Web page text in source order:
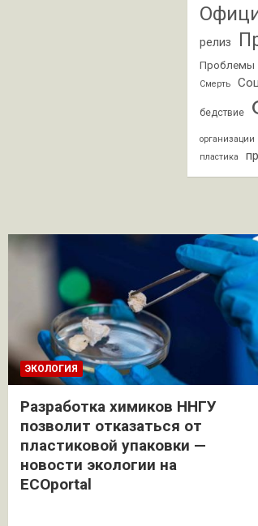
релиз
Проблемы
Смерть
бедствие
организации
пластика
ЭКОЛОГИЯ
Разработка химиков ННГУ
позволит отказаться от
пластиковой упаковки —
новости экологии на
ECOportal